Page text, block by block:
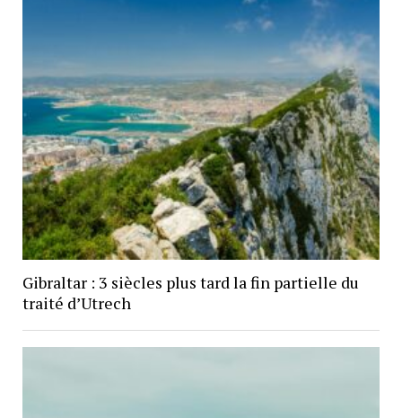
Gibraltar : 3 siècles plus tard la fin partielle du
traité d’Utrech